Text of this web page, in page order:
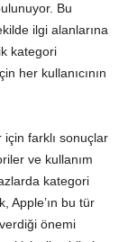
Bu
ilgi alanlarına
kategori
her kullanıcının
için farklı sonuçlar
ve kullanım
kategori
Apple’ın bu tür
önemi